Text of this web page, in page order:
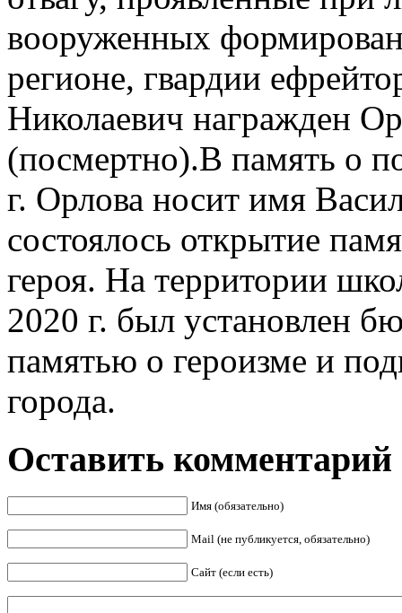
вооруженных
регионе, гвардии
Николаевич награжден
(посмертно).В память о
г. Орлова носит имя
состоялось открытие
героя. На территории
2020 г. был установлен
памятью о героизме и
города.
Оставить комментарий
Имя (обязательно)
Mail (не публикуется, обязательно)
Сайт (если есть)